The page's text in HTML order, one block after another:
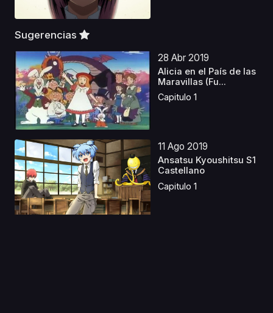
Sugerencias
28 Abr 2019
Alicia en el País de las
Maravillas (Fu...
Capitulo 1
11 Ago 2019
Ansatsu Kyoushitsu S1
Castellano
Capitulo 1